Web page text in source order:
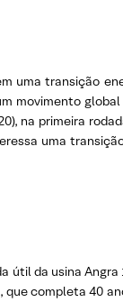
uma transição
movimento
na primeira
uma
útil da usina Angra
que completa 40